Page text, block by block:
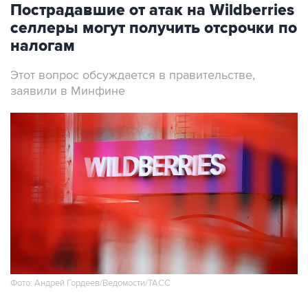
Пострадавшие от атак на Wildberries
селлеры могут получить отсрочки по
налогам
Этот вопрос обсуждается в правительстве,
заявили в Минфине
Фото: Андрей Гордеев/Ведомости/ТАСС